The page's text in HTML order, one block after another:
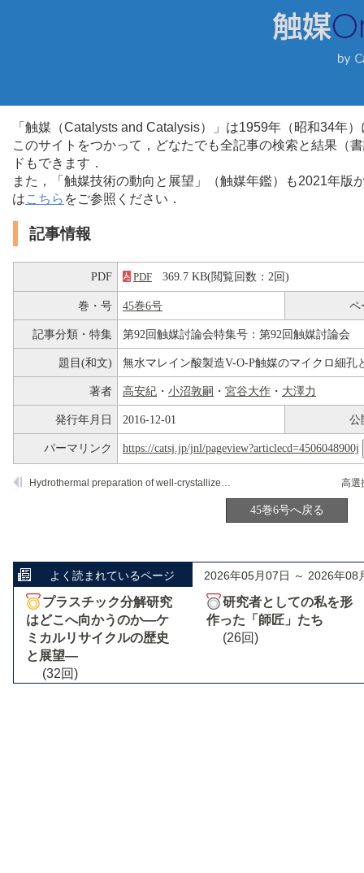
「触媒（Catalysts and Catalysis）」は1959年（昭和34年
このサイトをつかって，どなたでも全記事の検索と結果（
ドもできます．
また，「触媒技術の動向と展望」（触媒年鑑）も2021年
はこちら をご参照ください．
記事情報
PDF PDF 369.7 KB(閲覧回数：2回)
巻・号 45巻6号 ペ
記事分類・特集 第92回触媒討論会特集号：第92回触媒討論会
題目(和文) 無水マレイン酸製造V-O-P触媒のマイクロ細孔
著者 高安紀 ・ 小沼敦嗣 ・ 宮谷大作 ・ 大澤力
発行年月日 2016-12-01 公
パーマリンク https://catsj.jp/jnl/pageview?articlecd=4506048900j
Hydrothermal preparation of well-crystallized MoV(Te)(Nb) oxides as models of multifunctional catalysts and their catalytic properties in propane selective oxidation to acrylic acid
45巻6号へ戻る
よく読まれているページ 2026年05月07日 ～ 2026年08
プラスチック分解研究
はどこへ向かうのか―ケ
ミカルリサイクルの歴史
と展望―
(32回)
研究者としての私を形
作った「師匠」たち
(26回)